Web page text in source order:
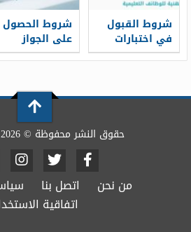
شروط القبول
في اختبارات
كفايات
1448
شروط الحصول
على الجواز
السعودي لغير
حقوق النشر محفوظة © 2026 موقع المرجع
من نحن اتصل بنا
اتفاقية